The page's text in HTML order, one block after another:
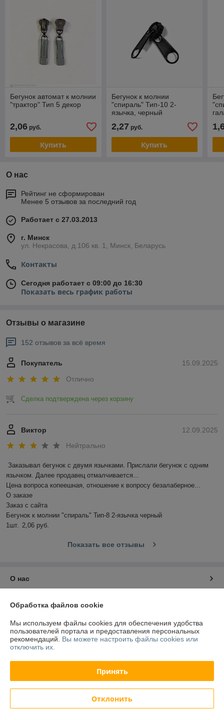
Бегунок автомат к молнии
"трактор" Тип 5 декор
2,06 руб.
Купить
Бегунок к молнии
"спираль" Тип-10 2-
язычка, черный
2,27 руб.
Купить
О нас
Рейтинг не сформирован
Менее 5 отзывов за последний год
Работает с 27.03.2013
г. Минск
ул. Некрасова, д.106 кв. 1, Минск, Беларусь
Контакты
Сегодня работает с 09:00 до 16:30
Показать весь график работы
Отзывы о магазине
152 отзывов за всё время
15.09.2025
Покупатель
Отлично
Сделка подтверждена через корзину
12.09.2025
Виктор
Нейтрально
Заказывал бегунок с двумя язычками. Прислали бегунок с одним
язычком. Далее продавец отмалчивается...
Цена вопроса копеешная, отношение к вопросу безалаберное...
О заказе
Заказ с сайта
Бегунок к молнии "спираль" Тип-8 2-язычка черный
1шт.	2,06 руб.
Показать все отзывы
О нас
Контакты
Доставка и оплата
График работы
Политика обработки cookies
Обработка файлов cookie
Мы используем файлы cookies для обеспечения удобства
пользователей портала и предоставления персональных
рекомендаций. Вы можете настроить файлы cookies или
отключить их.
Принять
Отклонить